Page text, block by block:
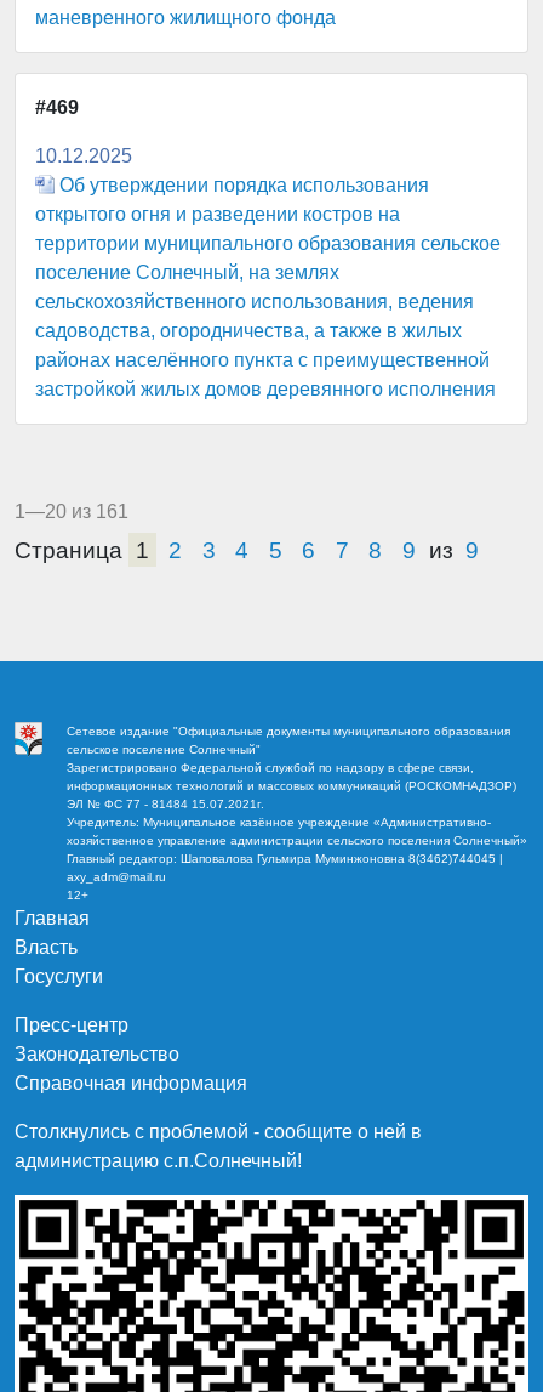
маневренного жилищного фонда
#469
10.12.2025
Об утверждении порядка использования
открытого огня и разведении костров на
территории муниципального образования сельское
поселение Солнечный, на землях
сельскохозяйственного использования, ведения
садоводства, огородничества, а также в жилых
районах населённого пункта с преимущественной
застройкой жилых домов деревянного исполнения
1—20 из 161
Страница 1 2 3 4 5 6 7 8 9 из 9
Сетевое издание "Официальные документы муниципального образования
сельское поселение Солнечный"
Зарегистрировано Федеральной службой по надзору в сфере связи,
информационных технологий и массовых коммуникаций (РОСКОМНАДЗОР)
ЭЛ № ФС 77 - 81484 15.07.2021г.
Учредитель: Муниципальное казённое учреждение «Административно-
хозяйственное управление администрации сельского поселения Солнечный»
Главный редактор: Шаповалова Гульмира Муминжоновна 8(3462)744045 |
axy_adm@mail.ru
12+
Главная
Власть
Госуслуги
Пресс-центр
Законодательство
Справочная информация
Столкнулись с проблемой - сообщите о ней в
администрацию c.п.Солнечный!